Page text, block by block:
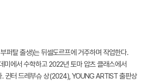
퍼탈 출생)는 뒤셀도르프에 거주하며 작업한다.
미에서 수학하고 2022년 토마 압츠 클래스에서
. 귄터 드레부슈 상(2024), YOUNG ARTIST 출판상